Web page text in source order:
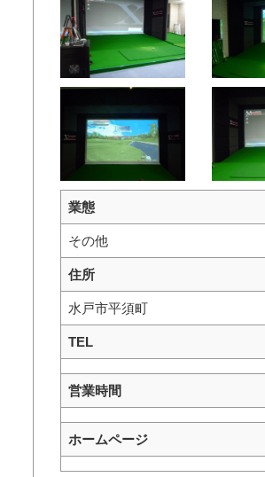
業態
その他
住所
水戸市平須町
TEL
営業時間
ホームページ